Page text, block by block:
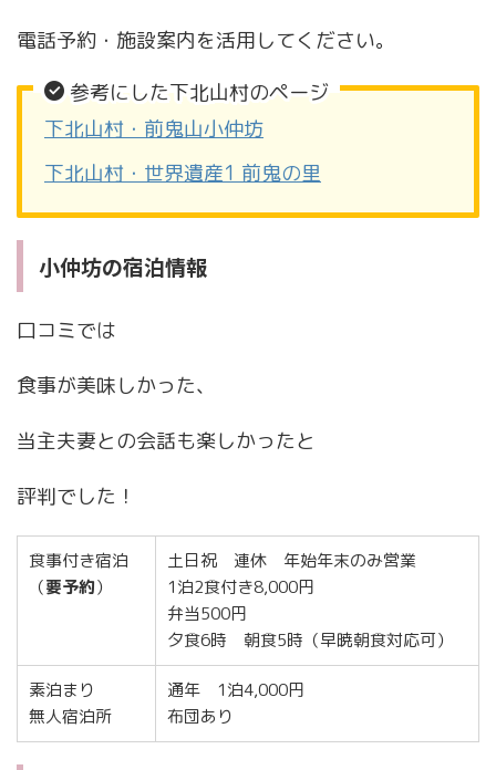
電話予約・施設案内を活用してください。
参考にした下北山村のページ
下北山村・前鬼山小仲坊
下北山村・世界遺産1 前鬼の里
小仲坊の宿泊情報
口コミでは
食事が美味しかった、
当主夫妻との会話も楽しかったと
評判でした！
食事付き宿泊
（要予約）
土日祝 連休 年始年末のみ営業
1泊2食付き8,000円
弁当500円
夕食6時 朝食5時（早暁朝食対応可）
素泊まり
無人宿泊所
通年 1泊4,000円
布団あり